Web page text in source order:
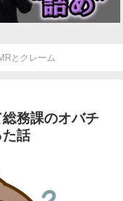
とクレーム
務課のオバチ
た話